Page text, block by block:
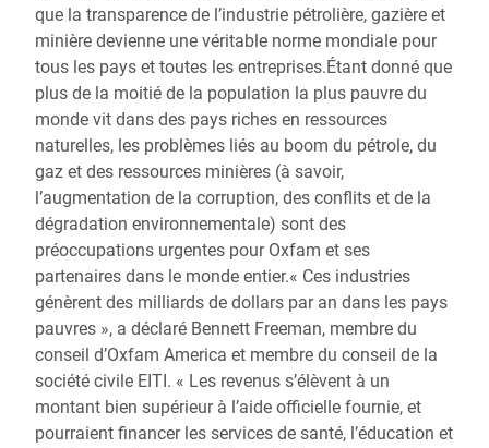
que la transparence de l’industrie pétrolière, gazière et
minière devienne une véritable norme mondiale pour
tous les pays et toutes les entreprises.Étant donné que
plus de la moitié de la population la plus pauvre du
monde vit dans des pays riches en ressources
naturelles, les problèmes liés au boom du pétrole, du
gaz et des ressources minières (à savoir,
l’augmentation de la corruption, des conflits et de la
dégradation environnementale) sont des
préoccupations urgentes pour Oxfam et ses
partenaires dans le monde entier.« Ces industries
génèrent des milliards de dollars par an dans les pays
pauvres », a déclaré Bennett Freeman, membre du
conseil d’Oxfam America et membre du conseil de la
société civile EITI. « Les revenus s’élèvent à un
montant bien supérieur à l’aide officielle fournie, et
pourraient financer les services de santé, l’éducation et